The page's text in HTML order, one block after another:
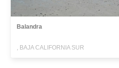
Balandra
, BAJA CALIFORNIA SUR